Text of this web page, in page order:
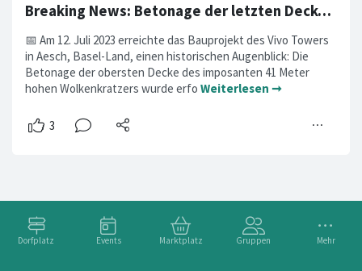
Dorfplatz Events Marktplatz Gruppen Mehr
Breaking News: Betonage der letzten Decke markiert Meilenstein für den VivoTower
📅 Am 12. Juli 2023 erreichte das Bauprojekt des Vivo Towers
in Aesch, Basel-Land, einen historischen Augenblick: Die
Betonage der obersten Decke des imposanten 41 Meter
hohen Wolkenkratzers wurde erfo Weiterlesen ➞